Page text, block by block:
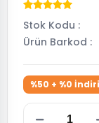
Stok Kodu
Ürün Barkod
%50 + %0